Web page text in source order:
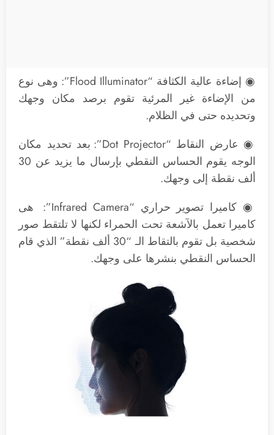
◉ إضاءة عالية الكثافة “Flood Illuminator”: وهى نوع
من الإضاءة غير المرئية تقوم برصد مكان وجهك
وتحديده حتى في الظلام.
◉ عارض النقاط “Dot Projector”: بعد تحديد مكان
الوجه يقوم الحساس النقطي بإرسال ما يزيد عن 30
ألف نقطة إلى وجهك.
◉ كاميرا تصوير حراري “Infrared Camera”: هى
كاميرا تعمل بالآشعة تحت الحمراء لكنها لا تلتقط صور
شخصية بل تقوم بالتقاط الـ “30 ألف نقطة” الذي قام
الحساس النقطي بنشرها على وجهك.